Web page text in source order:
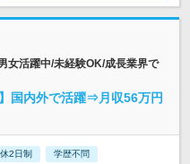
女活躍中/未経験OK/成長業界で
国内外で活躍⇒月収56万円
2日制 学歴不問